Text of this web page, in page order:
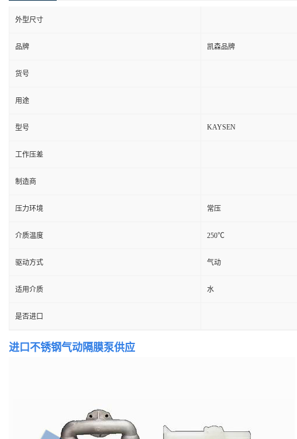
外型尺寸
品牌 凯森品牌
货号
用途
型号 KAYSEN
工作压差
制造商
压力环境 常压
介质温度 250℃
驱动方式 气动
适用介质 水
是否进口
进口不锈钢气动隔膜泵供应